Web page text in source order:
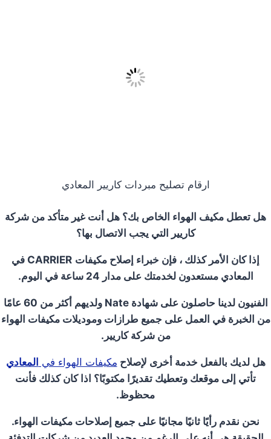
ارقام تصليح مبردات كاريير المعادي
هل تعطل مكيف الهواء الخاص بك؟ هل أنت غير متأكد من شركة
كاريير التي يجب الاتصال بها؟
إذا كان الأمر كذلك ، فإن خبراء إصلاح مكيفات CARRIER في
المعادي مستعدون لخدمتك على مدار 24 ساعة في اليوم.
الفنيون لدينا حاصلون على شهادة Nate
ولديهم أكثر من 60 عامًا
من الخبرة في العمل على جميع طرازات وموديلات مكيفات الهواء
من شركة كاريير.
هل لديك بالفعل خدمة أخرى لإصلاح مكيفات الهواء في المعادي
تأتي إلى موقعك وتعطيك تقديرًا مكتوبًا؟ اذا كان كذلك فأنت
محظوظ.
نحن نقدم رأيًا ثانيًا مجانيًا على جميع إصلاحات مكيفات الهواء.